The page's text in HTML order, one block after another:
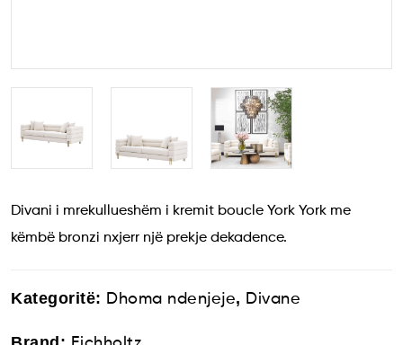
Divani i mrekullueshëm i kremit boucle York York me
këmbë bronzi nxjerr një prekje dekadence.
Kategoritë: Dhoma ndenjeje, Divane